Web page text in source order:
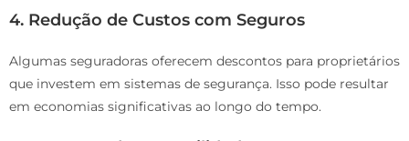
4. Redução de Custos com Seguros
Algumas seguradoras oferecem descontos para proprietários
que investem em sistemas de segurança. Isso pode resultar
em economias significativas ao longo do tempo.